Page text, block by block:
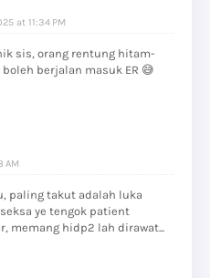
at 11:34 PM
sis, orang rentung hitam-
berjalan masuk ER 😅
AM
paling takut adalah luka
ye tengok patient
memang hidp2 lah dirawat...